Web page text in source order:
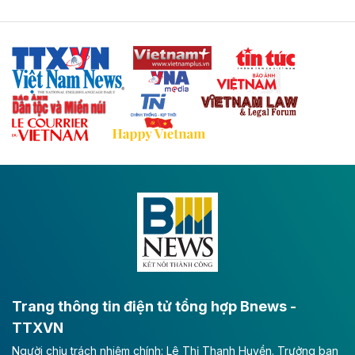
Thái Nguyên và các tỉnh trung du, miền núi phía Bắc
với hệ thống cửa khẩu quốc tế tại Lạng Sơn.
Theo baodautu.vn
Đề xuất đầu tư 11.500 tỷ đồng xây dựng cao
tốc CT.11 qua Ninh Bình
Đông A dài khoảng 25,1 km được kỳ vọng sẽ tạo động
lực phát triển kinh tế - xã hội khu vực phía Nam đồng
Long Thành
Tổng công ty Cảng hàng không Việt Nam - CTCP
(ACV) vừa lập kỷ lục mới về lợi nhuận trong quý
Trang thông tin điện tử tổng hợp Bnews -
TTXVN
Người chịu trách nhiệm chính: Lê Thị Thanh Huyền. Trưởng ban